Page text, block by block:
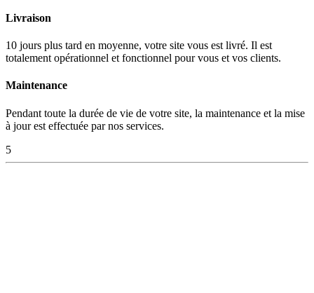
Livraison
10 jours plus tard en moyenne, votre site vous est livré. Il est
totalement opérationnel et fonctionnel pour vous et vos clients.
Maintenance
Pendant toute la durée de vie de votre site, la maintenance et la mise
à jour est effectuée par nos services.
5